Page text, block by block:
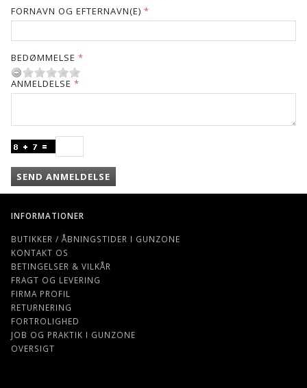
FORNAVN OG EFTERNAVN(E)
BEDØMMELSE
ANMELDELSE
SEND ANMELDELSE
INFORMATIONER
BUTIKKER / ÅBNINGSTIDER I GUNZONE
KONTAKT OS
BETINGELSER & VILKÅR
FRAGT OG LEVERING
FIRMA PROFIL
RETURNERING
FORTROLIGHED
JOB OG PRAKTIK I GUNZONE
OVERSIGT